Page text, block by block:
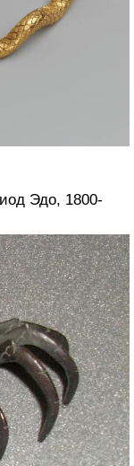
Эдо, 1800-